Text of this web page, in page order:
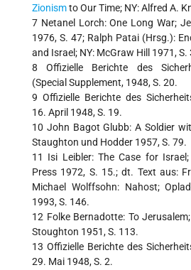
Zionismto Our Time; NY: Alfred A.
7 Netanel Lorch: One Long War;
1976, S. 47; Ralph Patai (Hrsg.):
and Israel; NY: McGraw Hill 1971, S.
8 Offizielle Berichte des
(Special Supplement, 1948, S. 20.
9 Offizielle Berichte des
16. April 1948, S. 19.
10 John Bagot Glubb: A Soldier
Staughton und Hodder 1957, S. 79.
11 Isi Leibler: The Case for
Press 1972, S. 15.; dt. Text aus:
Michael Wolffsohn: Nahost;
1993, S. 146.
12 Folke Bernadotte: To
Stoughton 1951, S. 113.
13 Offizielle Berichte des
29. Mai 1948, S. 2.